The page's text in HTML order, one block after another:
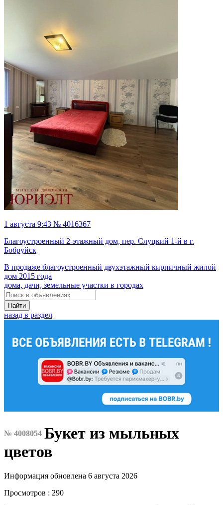
1 августа 9:43 № 4016367
Благоустроенный 2-этажный дом, пер. Слуцкий 1-й в г.
Бобруйск
В продаже благоустроенный двухэтажный кирпичный жилой
дом 2015 года
дома, дачи, земельные участки в городах
Найти
назад в раздел
№ 4008054 Букет из мыльных
цветов
Информация обновлена 6 августа 2026
Просмотров : 290